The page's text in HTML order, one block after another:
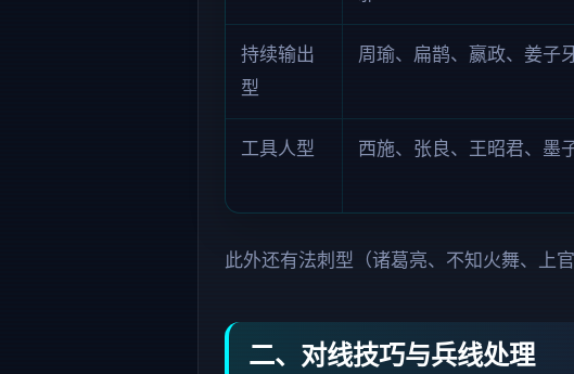
持续输出
型
周瑜、扁鹊、嬴政、姜子
工具人型 西施、张良、王昭君、墨
此外还有法刺型（诸葛亮、不知火舞、上
二、对线技巧与兵线处理